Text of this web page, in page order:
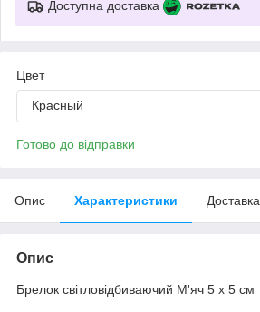
Доступна доставка
Цвет
Красный
Готово до відправки
Опис Характеристики Доставка
Опис
Брелок світловідбиваючий М'яч 5 х 5 см